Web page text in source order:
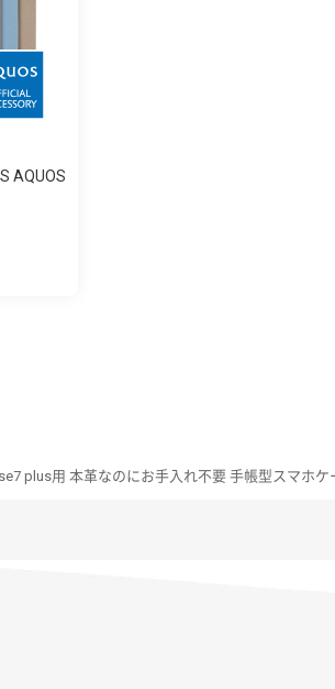
AQUOS
plus用 本革なのにお手入れ不要 手帳型スマホケ